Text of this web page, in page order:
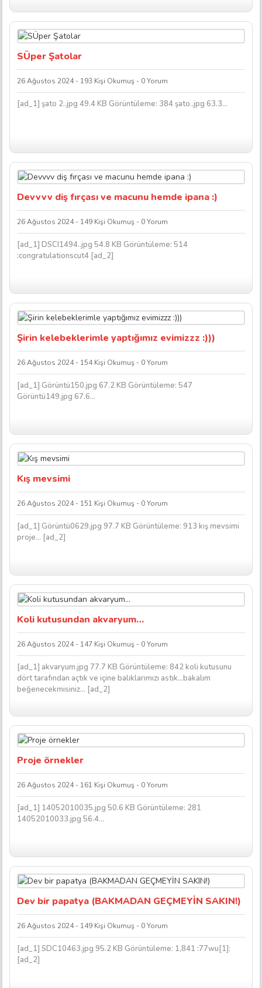
SÜper Şatolar
26 Ağustos 2024 - 193 Kişi Okumuş - 0 Yorum
[ad_1] şato 2..jpg 49.4 KB Görüntüleme: 384 şato..jpg 63.3...
Devvvv diş fırçası ve macunu hemde ipana :)
26 Ağustos 2024 - 149 Kişi Okumuş - 0 Yorum
[ad_1] DSCI1494..jpg 54.8 KB Görüntüleme: 514
:congratulationscut4 [ad_2]
Şirin kelebeklerimle yaptığımız evimizzz :)))
26 Ağustos 2024 - 154 Kişi Okumuş - 0 Yorum
[ad_1] Görüntü150.jpg 67.2 KB Görüntüleme: 547
Görüntü149.jpg 67.6...
Kış mevsimi
26 Ağustos 2024 - 151 Kişi Okumuş - 0 Yorum
[ad_1] Görüntü0629.jpg 97.7 KB Görüntüleme: 913 kış mevsimi
proje… [ad_2]
Koli kutusundan akvaryum…
26 Ağustos 2024 - 147 Kişi Okumuş - 0 Yorum
[ad_1] akvaryum.jpg 77.7 KB Görüntüleme: 842 koli kutusunu
dört tarafından açtık ve içine balıklarımızı astık…bakalım
beğenecekmisiniz… [ad_2]
Proje örnekler
26 Ağustos 2024 - 161 Kişi Okumuş - 0 Yorum
[ad_1] 14052010035.jpg 50.6 KB Görüntüleme: 281
14052010033.jpg 56.4...
Dev bir papatya (BAKMADAN GEÇMEYİN SAKIN!)
26 Ağustos 2024 - 149 Kişi Okumuş - 0 Yorum
[ad_1] SDC10463.jpg 95.2 KB Görüntüleme: 1,841 :77wu[1]:
[ad_2]